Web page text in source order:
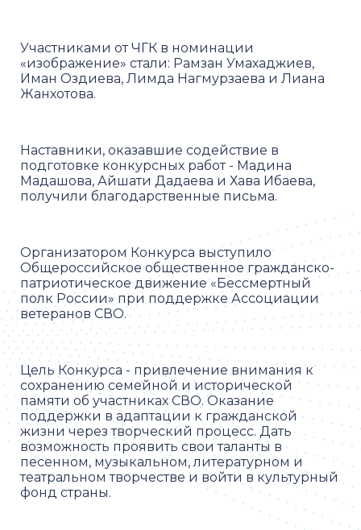
Участниками от ЧГК в номинации
«изображение» стали: Рамзан Умахаджиев,
Иман Оздиева, Лимда Нагмурзаева и Лиана
Жанхотова.
Наставники, оказавшие содействие в
подготовке конкурсных работ - Мадина
Мадашова, Айшати Дадаева и Хава Ибаева,
получили благодарственные письма.
Организатором Конкурса выступило
Общероссийское общественное гражданско-
патриотическое движение «Бессмертный
полк России» при поддержке Ассоциации
ветеранов СВО.
Цель Конкурса - привлечение внимания к
сохранению семейной и исторической
памяти об участниках СВО. Оказание
поддержки в адаптации к гражданской
жизни через творческий процесс. Дать
возможность проявить свои таланты в
песенном, музыкальном, литературном и
театральном творчестве и войти в культурный
фонд страны.